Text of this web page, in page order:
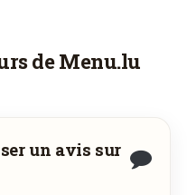
livré ?
chez vous !
de Menu.lu
un avis sur